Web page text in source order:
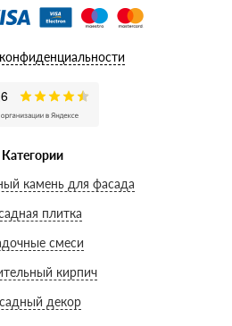
Категории
камень для фасада
плитка
смеси
кирпич
декор